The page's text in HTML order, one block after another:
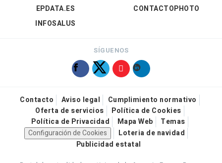
EPDATA.ES
INFOSALUS
CONTACTOPHOTO
SÍGUENOS
Contacto Aviso legal
Cumplimiento normativo
Oferta de servicios
Política de Cookies
Política de Privacidad
Mapa Web
Temas
Configuración de Cookies
Loteria de navidad
Publicidad estatal